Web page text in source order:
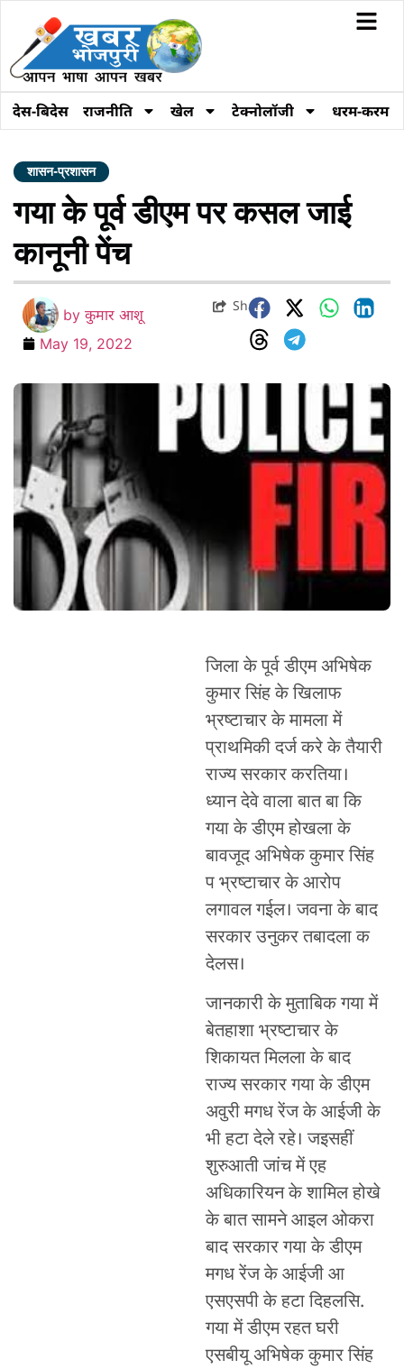
देस-बिदेस राजनीति खेल टेक्नोलॉजी धरम-करम
शासन-प्रशासन
गया के पूर्व डीएम पर कसल जाई
कानूनी पेंच
by कुमार आशू
May 19, 2022
Share
जिला के पूर्व डीएम अभिषेक
कुमार सिंह के खिलाफ
भ्रष्टाचार के मामला में
प्राथमिकी दर्ज करे के तैयारी
राज्य सरकार करतिया।
ध्यान देवे वाला बात बा कि
गया के डीएम होखला के
बावजूद अभिषेक कुमार सिंह
प भ्रष्टाचार के आरोप
लगावल गईल। जवना के बाद
सरकार उनुकर तबादला क
देलस।
जानकारी के मुताबिक गया में
बेतहाशा भ्रष्टाचार के
शिकायत मिलला के बाद
राज्य सरकार गया के डीएम
अवुरी मगध रेंज के आईजी के
भी हटा देले रहे। जइसहीं
शुरुआती जांच में एह
अधिकारियन के शामिल होखे
के बात सामने आइल ओकरा
बाद सरकार गया के डीएम
मगध रेंज के आईजी आ
एसएसपी के हटा दिहलसि.
गया में डीएम रहत घरी
एसबीयू अभिषेक कुमार सिंह